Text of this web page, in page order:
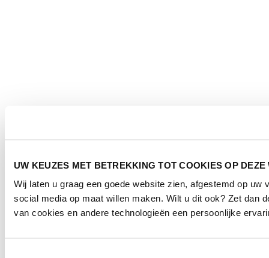
UW KEUZES MET BETREKKING TOT COOKIES OP DEZE
Wij laten u graag een goede website zien, afgestemd op
social media op maat willen maken. Wilt u dit ook? Zet dan
van cookies en andere technologieën een persoonlijke